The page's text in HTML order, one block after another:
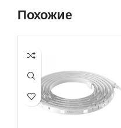
Похожие